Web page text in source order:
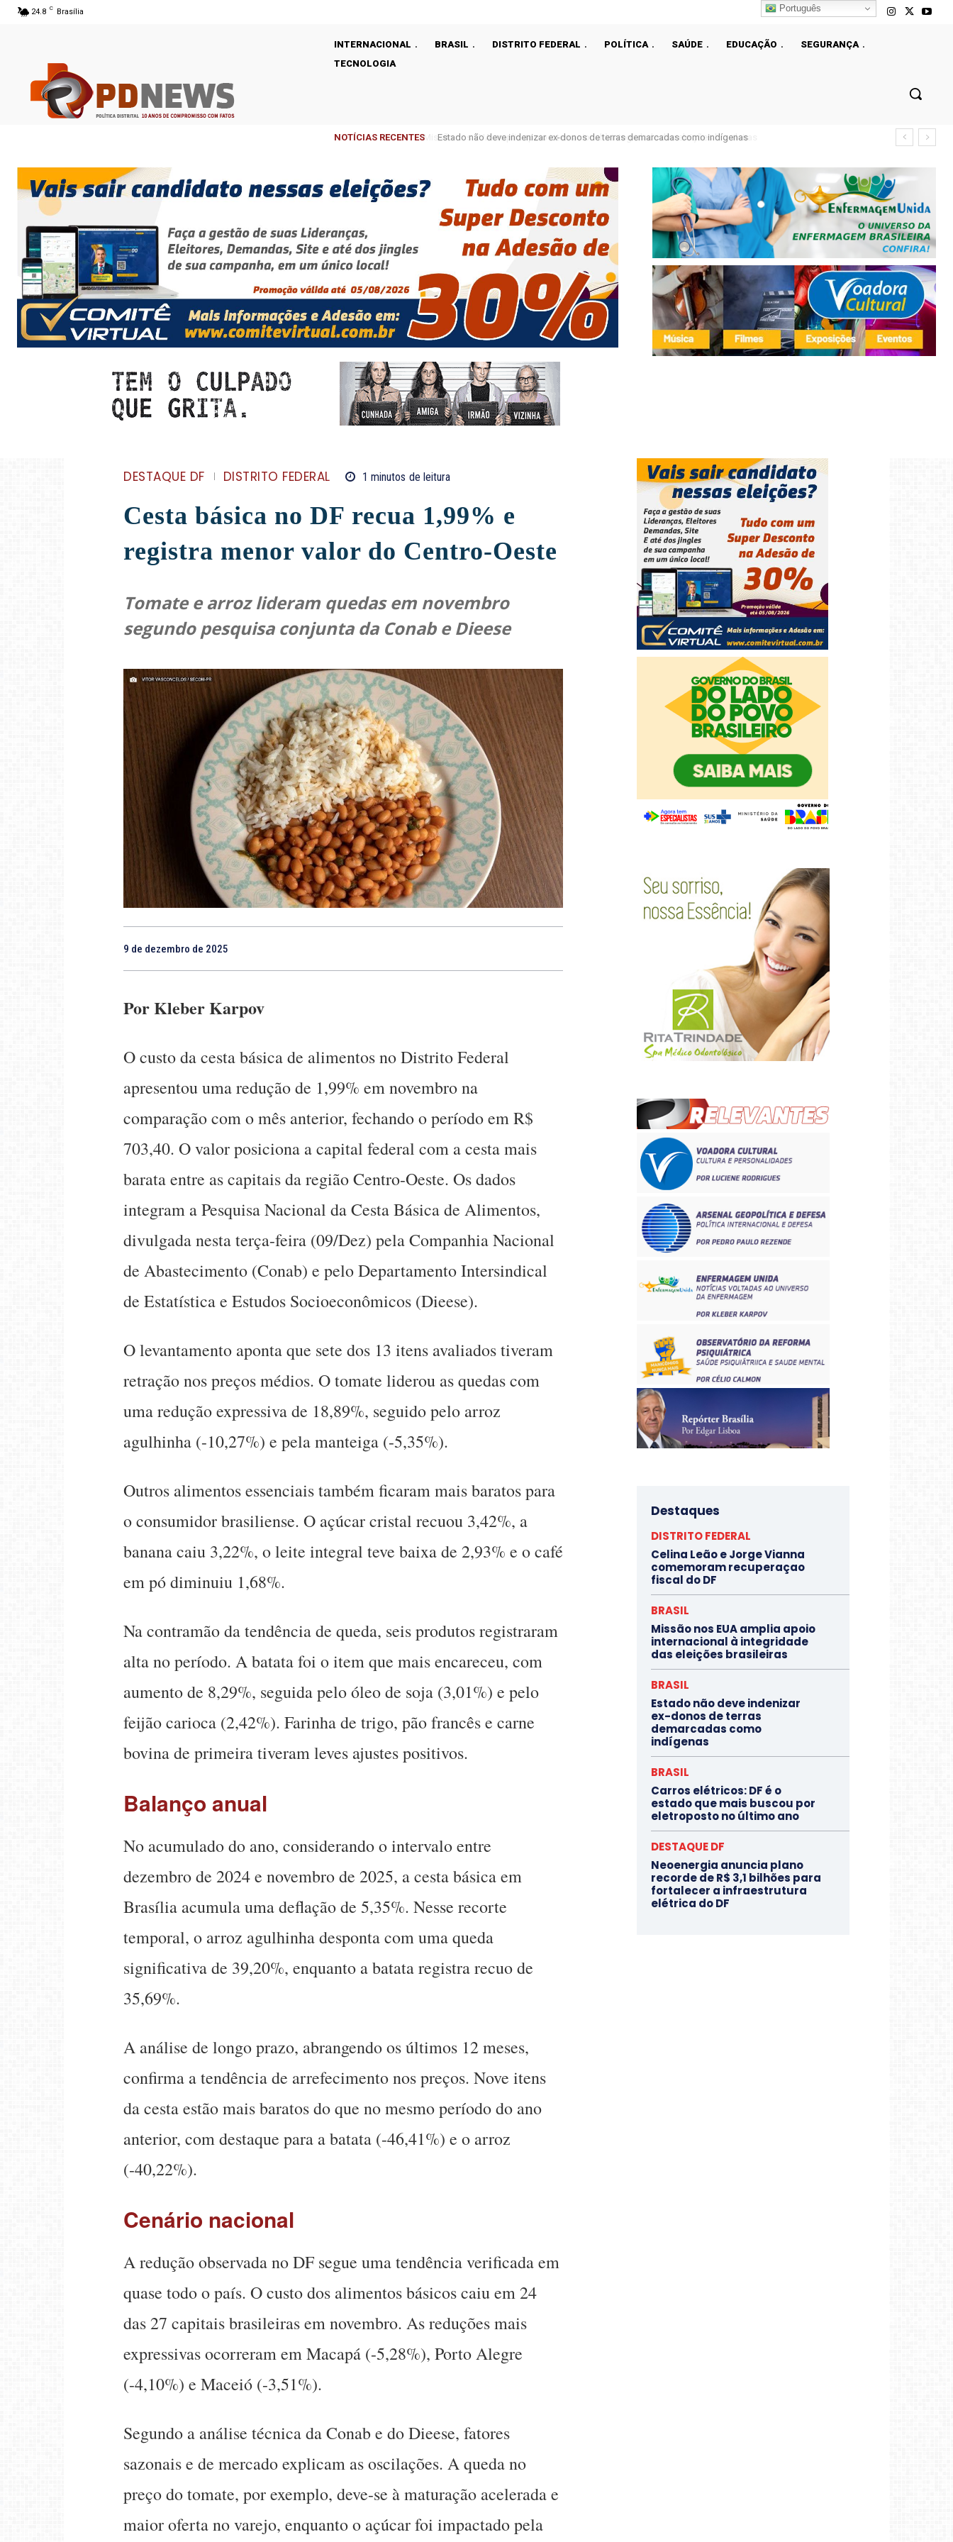
24.8 C Brasília
INTERNACIONAL BRASIL DISTRITO FEDERAL POLÍTICA SAÚDE EDUCAÇÃO
SEGURANÇA
TECNOLOGIA
NOTÍCIAS RECENTES Estado não deve indenizar ex-donos de terras demarcadas como indígenas
DESTAQUE DF DISTRITO FEDERAL 1 minutos de leitura
Cesta básica no DF recua 1,99% e
registra menor valor do Centro-Oeste
Tomate e arroz lideram quedas em novembro
segundo pesquisa conjunta da Conab e Dieese
9 de dezembro de 2025
Por Kleber Karpov
O custo da cesta básica de alimentos no Distrito Federal
apresentou uma redução de 1,99% em novembro na
comparação com o mês anterior, fechando o período em R$
703,40. O valor posiciona a capital federal com a cesta mais
barata entre as capitais da região Centro-Oeste. Os dados
integram a Pesquisa Nacional da Cesta Básica de Alimentos,
divulgada nesta terça-feira (09/Dez) pela Companhia Nacional
de Abastecimento (Conab) e pelo Departamento Intersindical
de Estatística e Estudos Socioeconômicos (Dieese).
O levantamento aponta que sete dos 13 itens avaliados tiveram
retração nos preços médios. O tomate liderou as quedas com
uma redução expressiva de 18,89%, seguido pelo arroz
agulhinha (-10,27%) e pela manteiga (-5,35%).
Outros alimentos essenciais também ficaram mais baratos para
o consumidor brasiliense. O açúcar cristal recuou 3,42%, a
banana caiu 3,22%, o leite integral teve baixa de 2,93% e o café
em pó diminuiu 1,68%.
Na contramão da tendência de queda, seis produtos registraram
alta no período. A batata foi o item que mais encareceu, com
aumento de 8,29%, seguida pelo óleo de soja (3,01%) e pelo
feijão carioca (2,42%). Farinha de trigo, pão francês e carne
bovina de primeira tiveram leves ajustes positivos.
Balanço anual
No acumulado do ano, considerando o intervalo entre
dezembro de 2024 e novembro de 2025, a cesta básica em
Brasília acumula uma deflação de 5,35%. Nesse recorte
temporal, o arroz agulhinha desponta com uma queda
significativa de 39,20%, enquanto a batata registra recuo de
35,69%.
A análise de longo prazo, abrangendo os últimos 12 meses,
confirma a tendência de arrefecimento nos preços. Nove itens
da cesta estão mais baratos do que no mesmo período do ano
anterior, com destaque para a batata (-46,41%) e o arroz
(-40,22%).
Cenário nacional
A redução observada no DF segue uma tendência verificada em
quase todo o país. O custo dos alimentos básicos caiu em 24
das 27 capitais brasileiras em novembro. As reduções mais
expressivas ocorreram em Macapá (-5,28%), Porto Alegre
(-4,10%) e Maceió (-3,51%).
Segundo a análise técnica da Conab e do Dieese, fatores
sazonais e de mercado explicam as oscilações. A queda no
preço do tomate, por exemplo, deve-se à maturação acelerada e
maior oferta no varejo, enquanto o açúcar foi impactado pela
Destaques
DISTRITO FEDERAL
Celina Leão e Jorge Vianna
comemoram recuperaçao
fiscal do DF
BRASIL
Missão nos EUA amplia apoio
internacional à integridade
das eleições brasileiras
BRASIL
Estado não deve indenizar
ex-donos de terras
demarcadas como
indígenas
BRASIL
Carros elétricos: DF é o
estado que mais buscou por
eletroposto no último ano
DESTAQUE DF
Neoenergia anuncia plano
recorde de R$ 3,1 bilhões para
fortalecer a infraestrutura
elétrica do DF
Português